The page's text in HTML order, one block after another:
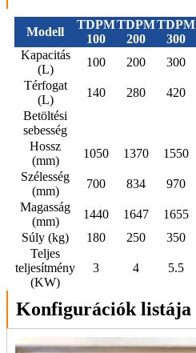
Modell
TDPM
100
TDPM
200
TDPM
300
Kapacitás
(L)
100 200 300
Térfogat
(L)
140 280 420
Betöltési
sebesség
Hossz
(mm)
1050 1370 1550
Szélesség
(mm)
700 834 970
Magasság
(mm)
1440 1647 1655
Súly (kg)
180 250 350
Teljes
teljesítmény
(KW)
3 4 5.5
Konfigurációk listája